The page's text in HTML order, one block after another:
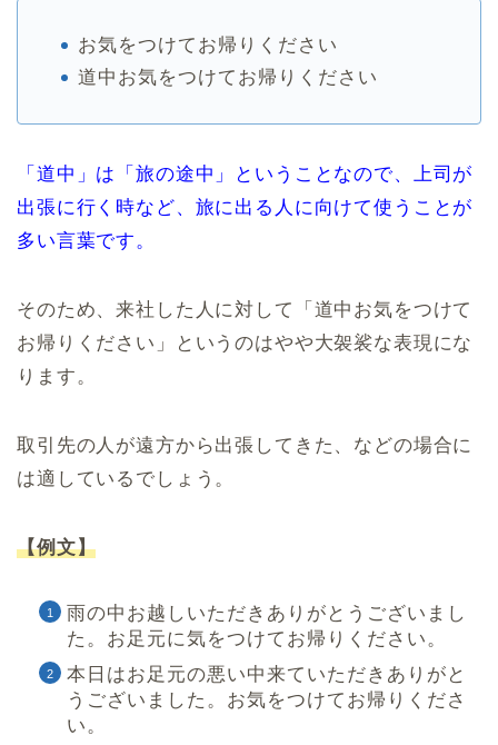
お気をつけてお帰りください
道中お気をつけてお帰りください
「道中」は「旅の途中」ということなので、上司が
出張に行く時など、旅に出る人に向けて使うことが
多い言葉です。
そのため、来社した人に対して「道中お気をつけて
お帰りください」というのはやや大袈裟な表現にな
ります。
取引先の人が遠方から出張してきた、などの場合に
は適しているでしょう。
【例文】
雨の中お越しいただきありがとうございまし
た。お足元に気をつけてお帰りください。
本日はお足元の悪い中来ていただきありがと
うございました。お気をつけてお帰りくださ
い。